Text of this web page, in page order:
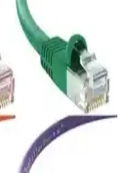
Gigabit
ile Gigabit
ve 250 MHz bant
PVC dış kaplama ve
sunar;
Ethernet